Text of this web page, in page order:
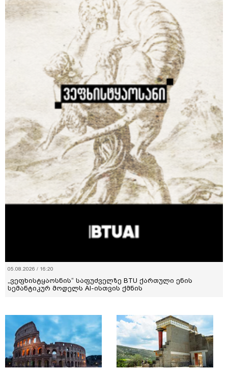
05.08.2026 / 16:20
„ვეფხისტყაოსნის“ საფუძველზე BTU ქართული ენის
სემანტიკურ მოდელს AI-ისთვის ქმნის